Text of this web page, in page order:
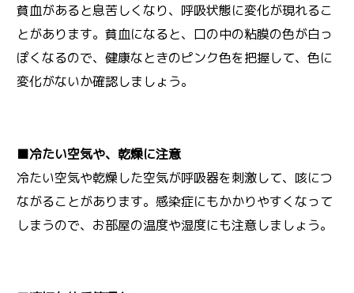
貧血があると息苦しくなり、呼吸状態に変化が現れるこ
とがあります。貧血になると、口の中の粘膜の色が白っ
ぽくなるので、健康なときのピンク色を把握して、色に
変化がないか確認しましょう。
■冷たい空気や、乾燥に注意
冷たい空気や乾燥した空気が呼吸器を刺激して、咳につ
ながることがあります。感染症にもかかりやすくなって
しまうので、お部屋の温度や湿度にも注意しましょう。